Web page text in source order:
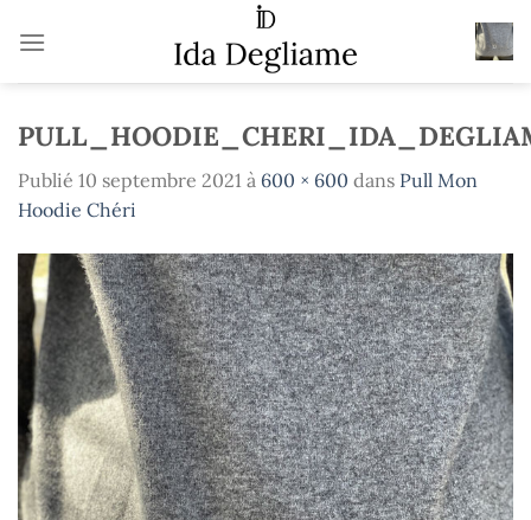
Publié 10 septembre 2021 à 600 × 600 dans Pull Mon
Hoodie Chéri